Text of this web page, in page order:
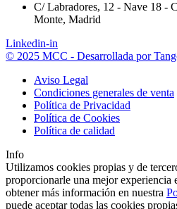
C/ Labradores, 12 - Nave 18 -
Monte, Madrid
Linkedin-in
© 2025 MCC - Desarrollada por
Aviso Legal
Condiciones generales de venta
Política de Privacidad
Política de Cookies
Política de calidad
Info
Utilizamos cookies propias y de
proporcionarle una mejor experiencia
obtener más información en nuestra
puede aceptar todas las cookies